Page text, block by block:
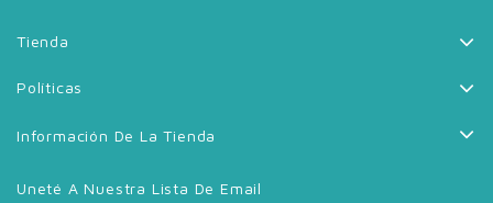
Tienda
Políticas
Información De La Tienda
Uneté A Nuestra Lista De Email